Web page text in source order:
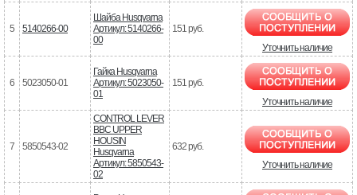
5 5140266-00
Шайба Husqvarna
Артикул: 5140266-
00
151 руб.
Уточнить наличие
6 5023050-01
Гайка Husqvarna
Артикул: 5023050-
01
151 руб.
Уточнить наличие
7 5850543-02
CONTROL LEVER
BBC UPPER
HOUSIN
Husqvarna
Артикул: 5850543-
02
632 руб.
Уточнить наличие